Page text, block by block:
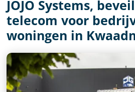
JOJO Systems,
telecom voor
woningen in